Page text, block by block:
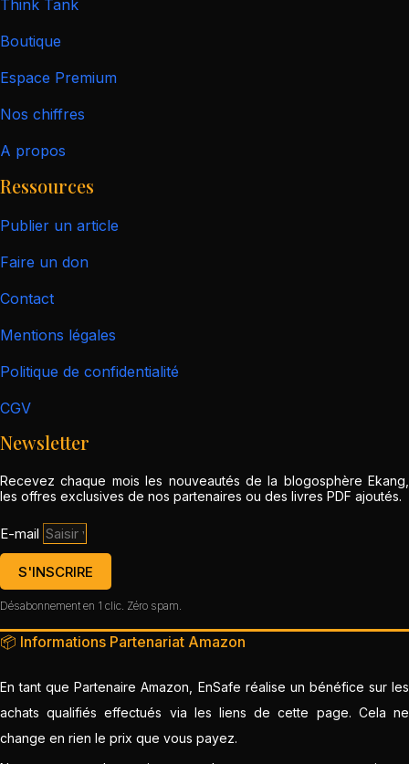
Think Tank
Boutique
Espace Premium
Nos chiffres
A propos
Ressources
Publier un article
Faire un don
Contact
Mentions légales
Politique de confidentialité
CGV
Newsletter
Recevez chaque mois les nouveautés de la blogosphère Ekang,
les offres exclusives de nos partenaires ou des livres PDF ajoutés.
E-mail
S'INSCRIRE
Désabonnement en 1 clic. Zéro spam.
📦 Informations Partenariat Amazon
En tant que Partenaire Amazon, EnSafe réalise un bénéfice sur les
achats qualifiés effectués via les liens de cette page. Cela ne
change en rien le prix que vous payez.